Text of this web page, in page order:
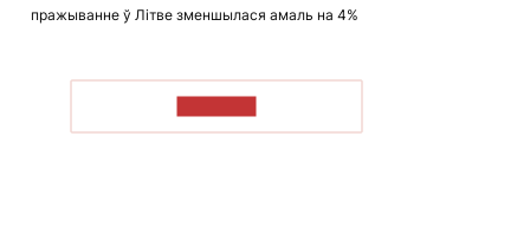
пражыванне ў Літве зменшылася амаль на 4%